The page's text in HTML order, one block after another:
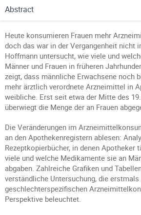
Abstract
Heute konsumieren Frauen mehr
doch das war in der Vergangenheit nicht
Hoffmann untersucht, wie viele und
Männer und Frauen in früheren
zeigt, dass männliche Erwachsene noch
mehr ärztlich verordnete Arzneimittel in
weibliche. Erst seit etwa der Mitte des
überwiegt die Menge der an Frauen
Die Veränderungen im
an den Apothekenregistern ablesen:
Rezeptkopierbücher, in denen Apotheker
viele und welche Medikamente sie an
abgaben. Zahlreiche Grafiken und
verständliche Untersuchung, die erstmals
geschlechterspezifischen
Perspektive beleuchtet.